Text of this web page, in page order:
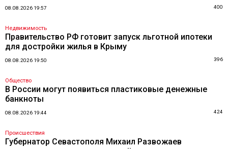
08.08.2026 19:57 400
Недвижимость
Правительство РФ готовит запуск льготной ипотеки
для достройки жилья в Крыму
08.08.2026 19:50 396
Общество
В России могут появиться пластиковые денежные
банкноты
08.08.2026 19:44 424
Происшествия
Губернатор Севастополя Михаил Развожаев